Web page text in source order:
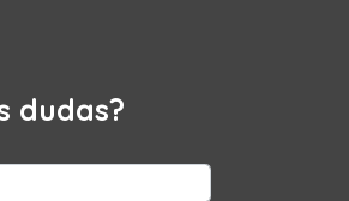
dudas?